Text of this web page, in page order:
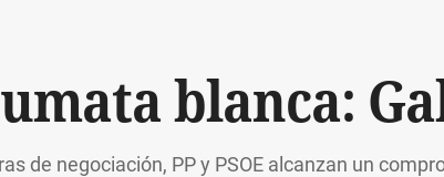
blanca:
de negociación, PP y PSOE alcanzan un